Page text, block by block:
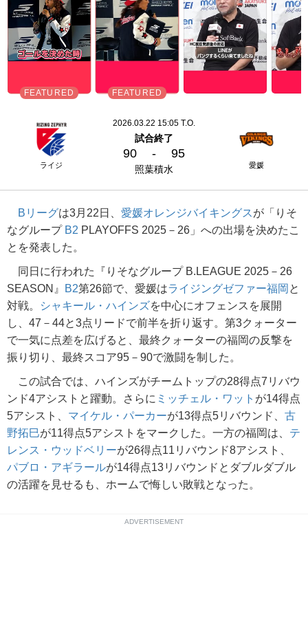
ライジ
2026.03.22 15:05 T.O.
試合終了
90 - 95
照葉積水 愛媛
Bリーグは3月22日、 愛媛オレンジバイキングスが「りそ
なグループ B2 PLAYOFFS 2025－26」への出場を決めたこ
とを発表した。
同日に行われた『りそなグループ B.LEAGUE 2025－26
SEASON』
B2第26節で、愛媛はライジングゼファー福岡 と
対戦。
シャキール・ハインズを中心にオフェンスを展開
し、47－44と3点リードで前半を折り返す。第3クォーター
で一気に点差を広げると、最終クォーターの福岡の反撃を
振り切り、最終スコア95－90で激闘を制した。
この試合では、ハインズがチームトップの28得点7リバウ
ンド4アシストと躍動。さらに ミッチェル・ワット が14得点
5アシスト、 マイケル・パーカーが13得点5リバウンド、 古
野拓巳が11得点5アシストをマークした。一方の福岡は、 テ
レンス・ウッドベリーが26得点11リバウンド8アシスト、
パブロ・アギラールが14得点13リバウンドとダブルダブル
の活躍を見せるも、ホームで悔しい敗戦となった。
ADVERTISEMENT